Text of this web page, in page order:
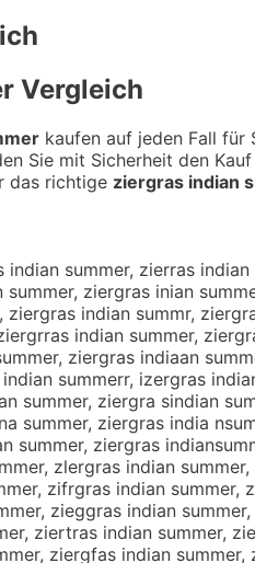
Vergleich
kaufen auf jeden Fall für
Sie mit Sicherheit den
das richtige ziergras indian
summer, zierras
ziergras inian
indian summr,
indian summer,
ziergras indiaan
summerr, izergras
summer, ziergra sindian
summer, ziergras india
ziergras
zlergras indian
zifrgras indian
zieggras indian
ziertras indian summer,
ziergfas indian